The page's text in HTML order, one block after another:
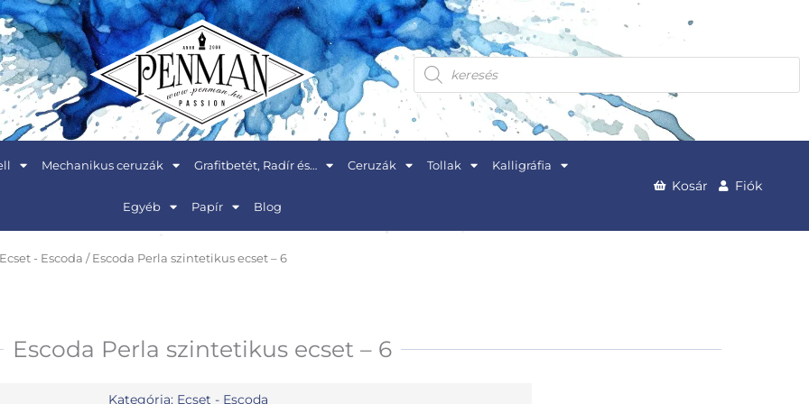
Products
search
Mechanikus ceruzák Grafitbetét, Radír és… Ceruzák Tollak Kalligráfia
Egyéb Papír Blog
Kosár Fiók
Ecset - Escoda / Escoda Perla szintetikus ecset – 6
Escoda Perla szintetikus ecset – 6
Kategória: Ecset - Escoda